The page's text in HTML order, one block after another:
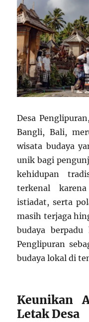
Desa
Bangli, Bali,
wisata budaya
unik bagi
kehidupan
terkenal
istiadat, serta
masih terjaga
budaya berpadu
Penglipuran
budaya lokal di
Keunikan
Letak Desa